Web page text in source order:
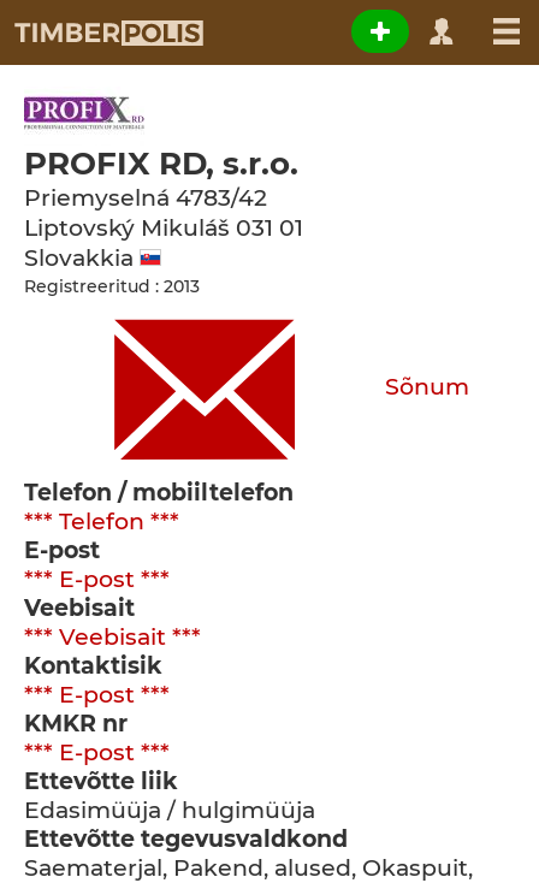
PROFIX RD, s.r.o.
Priemyselná 4783/42
Liptovský Mikuláš 031 01
Slovakkia
Registreeritud : 2013
Sõnum
Telefon / mobiiltelefon
*** Telefon ***
E-post
*** E-post ***
Veebisait
*** Veebisait ***
Kontaktisik
*** E-post ***
KMKR nr
*** E-post ***
Ettevõtte liik
Edasimüüja / hulgimüüja
Ettevõtte tegevusvaldkond
Saematerjal, Pakend, alused, Okaspuit,